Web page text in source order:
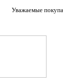
Уважаемые